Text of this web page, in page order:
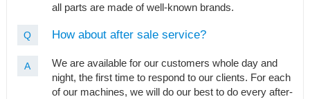
all parts are made of well-known brands.
Q How about after sale service?
A
We are available for our customers whole day and
night, the first time to respond to our clients. For each
of our machines, we will do our best to do every after-